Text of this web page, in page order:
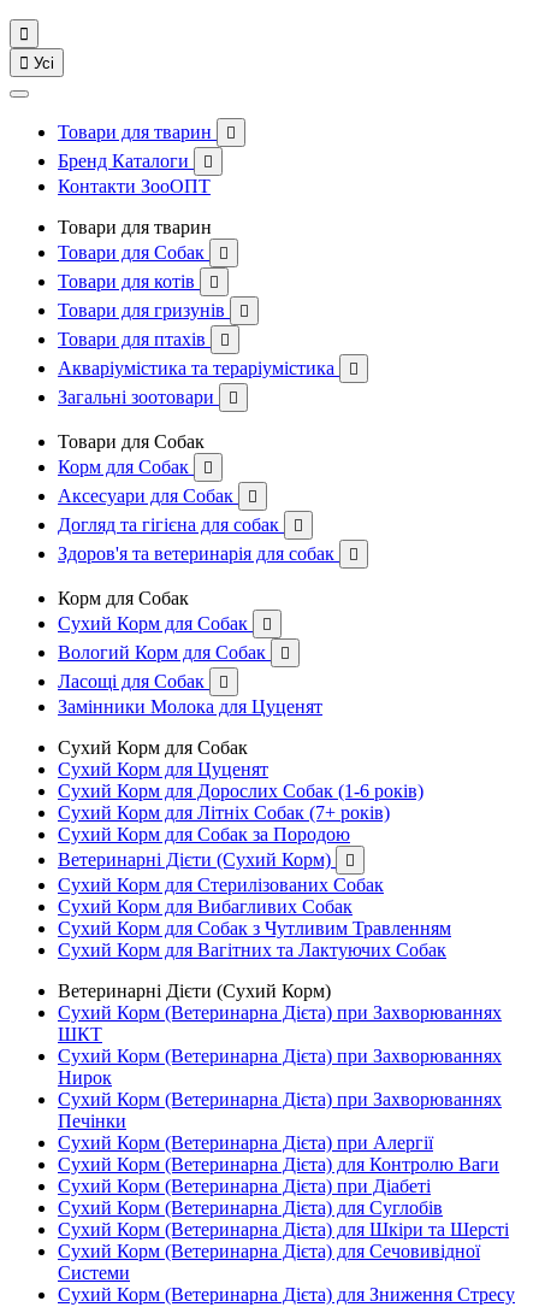

 Усі
Товари для тварин 
Бренд Каталоги 
Контакти ЗооОПТ
Товари для тварин
Товари для Собак

Товари для котів 
Товари для гризунів 
Товари для птахів 
Акваріумістика та тераріумістика 
Загальні зоотовари 
Товари для Собак
Корм для Собак

Аксесуари для Собак 
Догляд та гігієна для собак 
Здоров'я та ветеринарія для собак 
Корм для Собак
Сухий Корм для Собак

Вологий Корм для Собак 
Ласощі для Собак 
Замінники Молока для Цуценят
Сухий Корм для Собак
Сухий Корм для Цуценят
Сухий Корм для Дорослих Собак (1-6 років)
Сухий Корм для Літніх Собак (7+ років)
Сухий Корм для Собак за Породою
Ветеринарні Дієти (Сухий Корм)

Сухий Корм для Стерилізованих Собак
Сухий Корм для Вибагливих Собак
Сухий Корм для Собак з Чутливим Травленням
Сухий Корм для Вагітних та Лактуючих Собак
Ветеринарні Дієти (Сухий Корм)
Сухий Корм (Ветеринарна Дієта) при Захворюваннях
ШКТ
Сухий Корм (Ветеринарна Дієта) при Захворюваннях
Нирок
Сухий Корм (Ветеринарна Дієта) при Захворюваннях
Печінки
Сухий Корм (Ветеринарна Дієта) при Алергії
Сухий Корм (Ветеринарна Дієта) для Контролю Ваги
Сухий Корм (Ветеринарна Дієта) при Діабеті
Сухий Корм (Ветеринарна Дієта) для Суглобів
Сухий Корм (Ветеринарна Дієта) для Шкіри та Шерсті
Сухий Корм (Ветеринарна Дієта) для Сечовивідної
Системи
Сухий Корм (Ветеринарна Дієта) для Зниження Стресу